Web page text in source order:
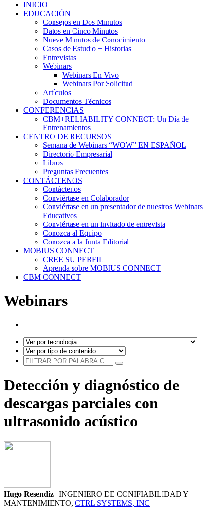
INICIO
EDUCACIÓN
Consejos en Dos Minutos
Datos en Cinco Minutos
Nueve Minutos de Conocimiento
Casos de Estudio + Historias
Entrevistas
Webinars
Webinars En Vivo
Webinars Por Solicitud
Artículos
Documentos Técnicos
CONFERENCIAS
CBM+RELIABILITY CONNECT: Un Día de
Entrenamientos
CENTRO DE RECURSOS
Semana de Webinars “WOW” EN ESPAÑOL
Directorio Empresarial
Libros
Preguntas Frecuentes
CONTÁCTENOS
Contáctenos
Conviértase en Colaborador
Conviértase en un presentador de nuestros Webinars
Educativos
Conviértase en un invitado de entrevista
Conozca al Equipo
Conozca a la Junta Editorial
MOBIUS CONNECT
CREE SU PERFIL
Aprenda sobre MOBIUS CONNECT
CBM CONNECT
Webinars
Detección y diagnóstico de
descargas parciales con
ultrasonido acústico
Hugo Resendiz | INGENIERO DE CONIFIABILIDAD Y
MANTENIMIENTO, CTRL SYSTEMS, INC